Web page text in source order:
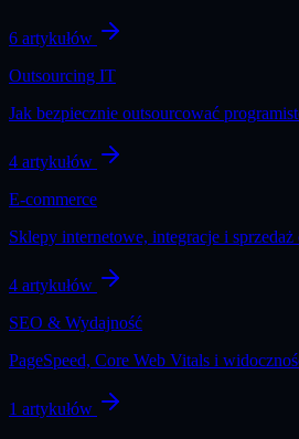
6 artykułów
Outsourcing IT
Jak bezpiecznie outsourcować
4 artykułów
E-commerce
Sklepy internetowe, integracje i sprzedaż
4 artykułów
SEO & Wydajność
PageSpeed, Core Web Vitals i
1 artykułów